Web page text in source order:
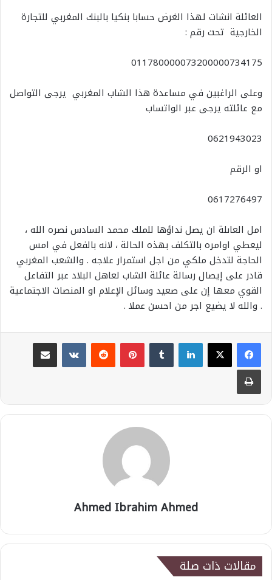
العائلة انشات لهذا الغرض حسابا بنكيا بالبنك المغربي للتجارة
الخارجية تحت رقم :
011780000073200000734175
وعلى الراغبين في مساعدة هذا الشاب المغربي يرجى التواصل
مع عائلته يرجى عبر الواتساب
0621943023
او الرقم
0617276497
امل العاىلة ان يصل نداؤها للملك محمد السادس نصره الله ،
ليعطي اوامره بالتكلف بهذه الحالة ، لانه بالفعل في امس
الحاجة لتدخل ملكي من اجل استمرار علاجه . والشعب المغربي
قادر على إيصال رسالة عائلة الشاب لعاهل البلاد عبر التفاعل
القوي معها إن على صعيد وسائل الإعلام او المنصات الاجتماعية
. والله لا يضيع اجر من احسن عملا .
لينكدإن بينتيريست
مشاركة عبر البريد
طباعة
Ahmed Ibrahim Ahmed
مقالات ذات صلة